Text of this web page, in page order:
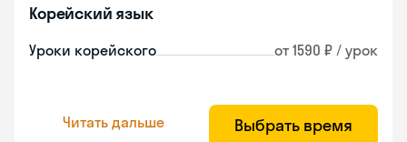
Корейский язык
Уроки корейского от 1590 ₽ / урок
Читать дальше Выбрать время